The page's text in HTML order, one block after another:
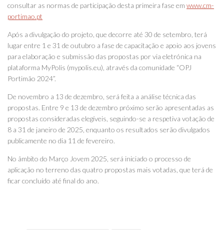
consultar as normas de participação desta primeira fase em www.cm-
portimao.pt
Após a divulgação do projeto, que decorre até 30 de setembro, terá
lugar entre 1 e 31 de outubro a fase de capacitação e apoio aos jovens
para elaboração e submissão das propostas por via eletrónica na
plataforma MyPolis (mypolis.eu), através da comunidade “OPJ
Portimão 2024”.
De novembro a 13 de dezembro, será feita a análise técnica das
propostas. Entre 9 e 13 de dezembro próximo serão apresentadas as
propostas consideradas elegíveis, seguindo-se a respetiva votação de
8 a 31 de janeiro de 2025, enquanto os resultados serão divulgados
publicamente no dia 11 de fevereiro.
No âmbito do Março Jovem 2025, será iniciado o processo de
aplicação no terreno das quatro propostas mais votadas, que terá de
ficar concluído até final do ano.